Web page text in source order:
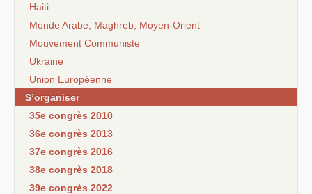
Haiti
Monde Arabe, Maghreb, Moyen-Orient
Mouvement Communiste
Ukraine
Union Européenne
S’organiser
35e congrès 2010
36e congrès 2013
37e congrès 2016
38e congrès 2018
39e congrès 2022